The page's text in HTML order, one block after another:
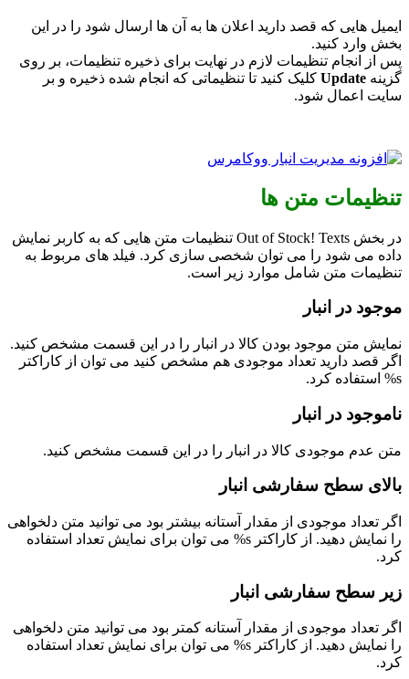
ایمیل هایی که قصد دارید اعلان ها به آن ها ارسال شود را در این
بخش وارد کنید.
پس از انجام تنظیمات لازم در نهایت برای ذخیره تنظیمات، بر روی
گزینه Update کلیک کنید تا تنظیماتی که انجام شده ذخیره و بر
سایت اعمال شود.
تنظیمات متن ها
در بخش Out of Stock! Texts تنظیمات متن هایی که به کاربر نمایش
داده می شود را می توان شخصی سازی کرد. فیلد های مربوط به
تنظیمات متن شامل موارد زیر است.
موجود در انبار
نمایش متن موجود بودن کالا در انبار را در این قسمت مشخص کنید.
اگر قصد دارید تعداد موجودی هم مشخص کنید می توان از کاراکتر
s% استفاده کرد.
ناموجود در انبار
متن عدم موجودی کالا در انبار را در این قسمت مشخص کنید.
بالای سطح سفارشی انبار
اگر تعداد موجودی از مقدار آستانه بیشتر بود می توانید متن دلخواهی
را نمایش دهید. از کاراکتر s% می توان برای نمایش تعداد استفاده
کرد.
زیر سطح سفارشی انبار
اگر تعداد موجودی از مقدار آستانه کمتر بود می توانید متن دلخواهی
را نمایش دهید. از کاراکتر s% می توان برای نمایش تعداد استفاده
کرد.